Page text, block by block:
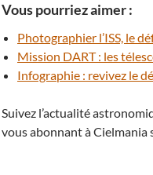
Vous pourriez aimer :
Photographier l’ISS, le
Mission DART : les
Infographie : revivez le
Suivez l’actualité
vous abonnant à Cielmania